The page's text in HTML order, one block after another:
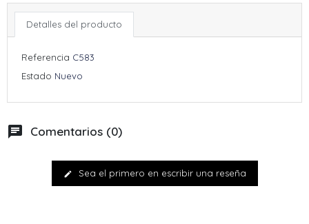
Detalles del producto
Referencia C583
Estado Nuevo
chat Comentarios (0)
edit Sea el primero en escribir una reseña